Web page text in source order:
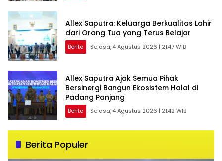
Allex Saputra: Keluarga Berkualitas Lahir
dari Orang Tua yang Terus Belajar
Berita Selasa, 4 Agustus 2026 | 21:47 WIB
Allex Saputra Ajak Semua Pihak
Bersinergi Bangun Ekosistem Halal di
Padang Panjang
Berita Selasa, 4 Agustus 2026 | 21:42 WIB
Berita Populer